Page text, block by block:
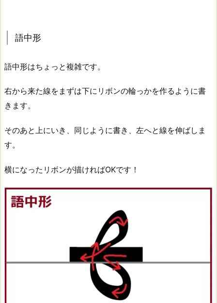
語中形
語中形はちょっと複雑です。
右から来た線をまずは下にリボンの輪っかを作るように書
きます。
そのあと上にいき、同じように書き、左へと線を伸ばしま
す。
横になったリボンが描ければOKです！